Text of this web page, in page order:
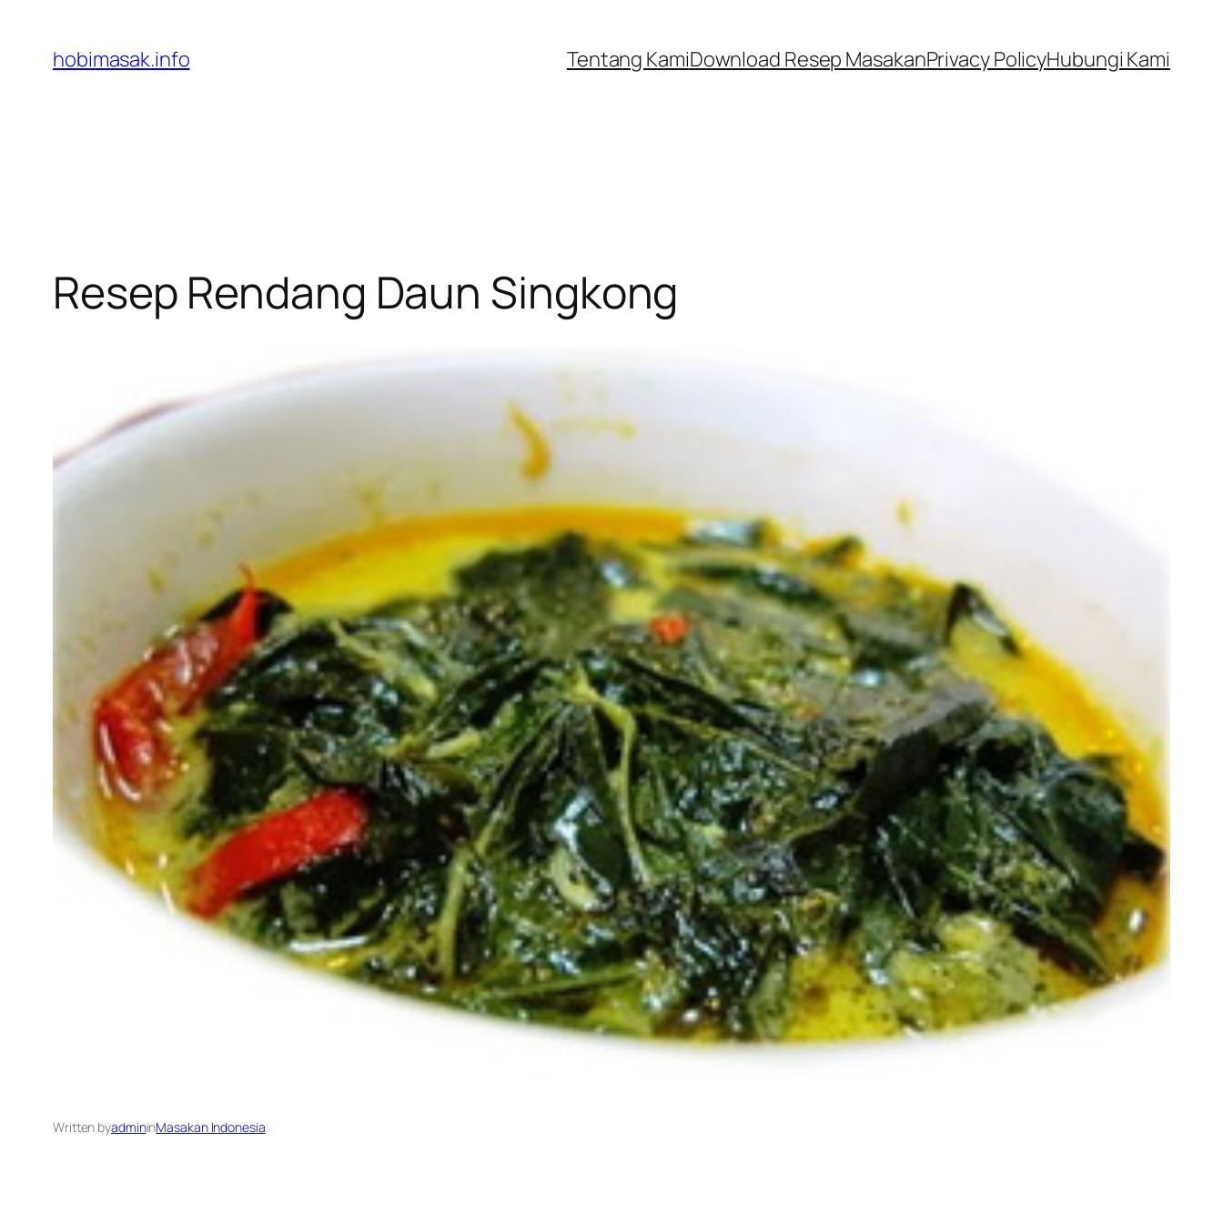
content
hobimasak.info Tentang KamiDownload Resep MasakanPrivacy PolicyHubungi Kami
Resep Rendang Daun Singkong
Written byadmininMasakan Indonesia